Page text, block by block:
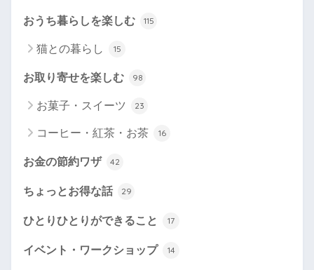
おうち暮らしを楽しむ 115
猫との暮らし 15
お取り寄せを楽しむ 98
お菓子・スイーツ 23
コーヒー・紅茶・お茶 16
お金の節約ワザ 42
ちょっとお得な話 29
ひとりひとりができること 17
イベント・ワークショップ 14